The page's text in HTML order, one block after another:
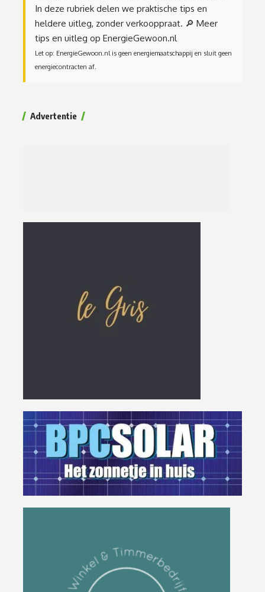
In deze rubriek delen we praktische tips en
heldere uitleg, zonder verkooppraat. 🔎 Meer
tips en uitleg op EnergieGewoon.nl
Let op: EnergieGewoon.nl is geen energiemaatschappij en sluit geen
energiecontracten af.
Advertentie